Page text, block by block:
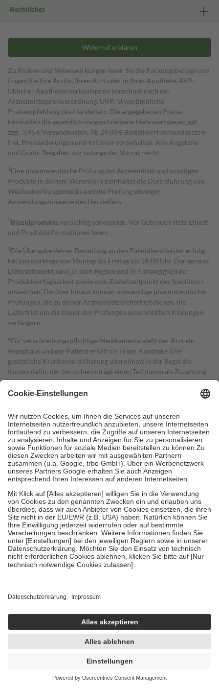
Rechtliches
Widerruf erklären
Zu Risiken und Nebenwirkungen lesen Sie die Packungsbeilage und
fragen Sie Ihre Ärztin, Ihren Arzt oder in Ihrer Apotheke. AVP:
Üblicher Apothekenverkaufspreis berechnet nach der
Arzneimittelpreisverordnung. UVP: Unverbindliche
Preisempfehlung des Herstellers. Die angegebenen Preise
beinhalten die gesetzlich vorgeschriebene Mehrwertsteuer, ggf.
zzgl. 3,95 € Versandkosten. Ab 29,00 € Bestell­wert versand­kosten­
frei. Preisänderungen und Irrtümer vorbehalten. Alle Angebote
und Gratis-Beigaben nur solange der Vorrat reicht.
1 Eine pharmazeutische Prüfung der Arzneimittel und sonstigen
Produkte in deinem Warenkorb beinhaltet die Durchführung von
Wechselwirkungschecks und die Prüfung etwaiger
Anwendungshinweise des Herstellers.
2Biozidproduktevorsichtig verwenden. Vor Gebrauch stets Etikett
und Produktinformationen lesen.
3Die Übergabe deiner Bestellung an den Paketdienstleister erfolgt
bei uns werktags von Montag bis Freitag bis 18:00 Uhr. Der genaue
Lieferzeitpunkt kann je nach Region und in Abhängigkeit der
Produktverfügbarkeit sowie vom Zustellzeitpunkt des Spediteurs
abweichen. Darüber hinaus können notwendige pharmazeutische
Prüfungen, die zu deiner Arzneimittelsicherheit dienen, die
Lieferfrist um die Dauer der Prüfungen einschließlich Klärungen
verlängern.
4Für verschreibungspflichtige Medikamente stellt der Arzt ein
Rezept aus und der Patient erhält sie in der Apotheke. Die
gesetzliche Krankenversicherung übernimmt in der Regel die
Kosten dafür, der Versicherte trägt einen Teil davon als Zuzahlung
mit.
Grundsätzlich leisten Mitglieder Zuzahlungen in Höhe von zehn
höchstens zehn Euro.
Es sind jedoch nie mehr als die tatsächlichen
Kosten der Leistung zu entrichten.
Diese Regeln gelten grundsätzlich auch für Online-Apotheken.
Bei Heilmitteln und häuslicher Krankenpflege beträgt die
Zuzahlung zehn Prozent der Kosten sowie zehn Euro je
Verordnung.
Um das Engagement der Versicherten für ihre eigene Gesundheit zu
stärken und die besondere Stellung der Familie zu unterstützen,
fallenkeine Zuzahlungenan bei:
• Kindern und Jugendlichen bis zum vollendeten 18. Lebensjahr
mit Ausnahme der Fahrkosten
• Untersuchungen zur Vorsorge und Früherkennung, die von der
GKV getragen werden
• empfohlenen Schutzimpfungen
• Harn- und Blutteststreifen
getroffen, um sicherzustellen, dass es sich um echte Bewertungen
https://help.etrusted.com/hc/de/articles/4419944605341
Einige Bilder und Inhalte wurden unter Zuhilfenahme künstlicher